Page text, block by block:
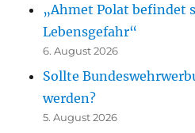
„Ahmet Polat befindet
Lebensgefahr“
6. August 2026
Sollte
werden?
5. August 2026